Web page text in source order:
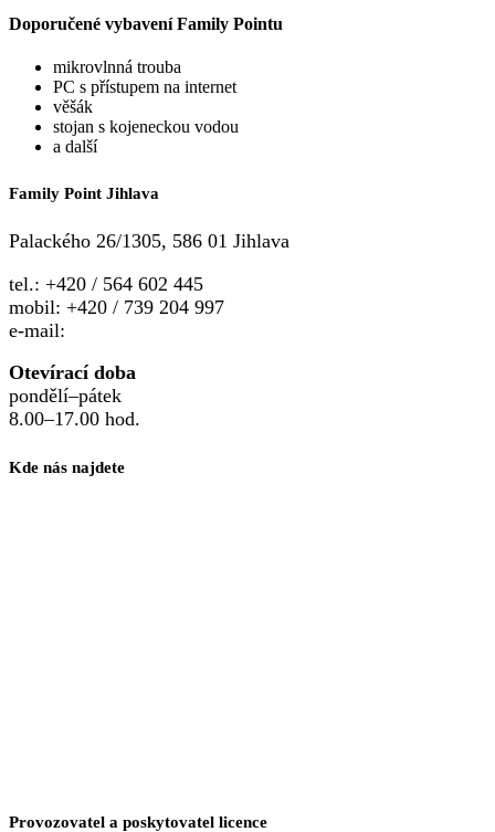
Doporučené vybavení Family Pointu
mikrovlnná trouba
PC s přístupem na internet
věšák
stojan s kojeneckou vodou
a další
Family Point Jihlava
Palackého 26/1305, 586 01 Jihlava
tel.: +420 / 564 602 445
mobil: +420 / 739 204 997
e-mail:
Otevírací doba
pondělí–pátek
8.00–17.00 hod.
Kde nás najdete
Provozovatel a poskytovatel licence